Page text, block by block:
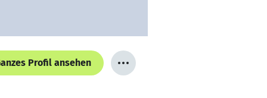
Profil ansehen